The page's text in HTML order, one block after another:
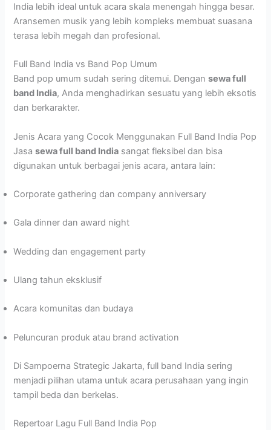
India lebih ideal untuk acara skala menengah hingga besar.
Aransemen musik yang lebih kompleks membuat suasana
terasa lebih megah dan profesional.
Full Band India vs Band Pop Umum
Band pop umum sudah sering ditemui. Dengansewa full
band India, Anda menghadirkan sesuatu yang lebih eksotis
dan berkarakter.
Jenis Acara yang Cocok Menggunakan Full Band India Pop
Jasasewa full band India sangat fleksibel dan bisa
digunakan untuk berbagai jenis acara, antara lain:
Corporate gathering dan company anniversary
Gala dinner dan award night
Wedding dan engagement party
Ulang tahun eksklusif
Acara komunitas dan budaya
Peluncuran produk atau brand activation
Di Sampoerna Strategic Jakarta, full band India sering
menjadi pilihan utama untuk acara perusahaan yang ingin
tampil beda dan berkelas.
Repertoar Lagu Full Band India Pop